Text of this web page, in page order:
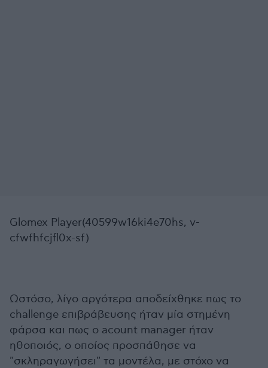
Glomex Player(40599w16ki4e70hs, v-
cfwfhfcjfl0x-sf)
Ωστόσο, λίγο αργότερα αποδείχθηκε πως το
challenge επιβράβευσης ήταν μία στημένη
φάρσα και πως ο acount manager ήταν
ηθοποιός, ο οποίος προσπάθησε να
"σκληραγωγήσει" τα μοντέλα, με στόχο να